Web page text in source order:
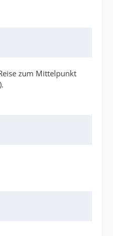
zum Mittelpunkt